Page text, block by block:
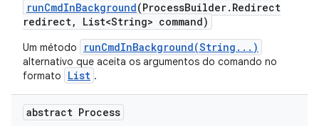
runCmdInBackground(ProcessBuilder. Redirect
redirect, List<String> command)
Um método runCmdInBackground(String...)
alternativo que aceita os argumentos do comando no
formato
List .
abstract Process